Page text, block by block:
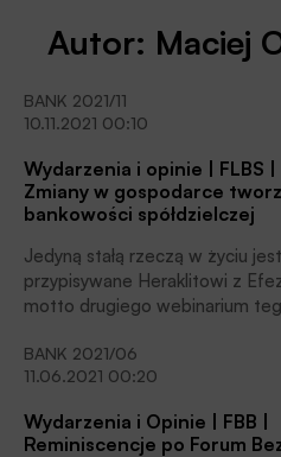
Autor: Maciej
BANK 2021/11
10.11.2021 00:10
Wydarzenia i opinie | FLBS |
Zmiany w gospodarce
bankowości spółdzielczej
Jedyną stałą rzeczą w życiu
przypisywane Heraklitowi z
motto drugiego webinarium
paneli, dedykowanych jakże
były przemiany w gospodarce.
wyzwaniem, czy wykorzystaną
zadecyduje umiejętność
BANK 2021/06
11.06.2021 00:20
Wydarzenia i Opinie | FBB |
Reminiscencje po Forum